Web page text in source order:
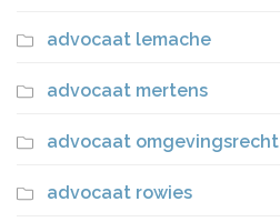
advocaat lemache
advocaat mertens
advocaat omgevingsrecht
advocaat rowies